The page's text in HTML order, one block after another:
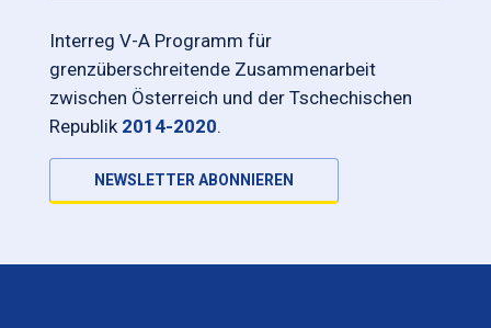
Interreg V-A Programm für
grenzüberschreitende Zusammenarbeit
zwischen Österreich und der Tschechischen
Republik 2014-2020.
NEWSLETTER ABONNIEREN